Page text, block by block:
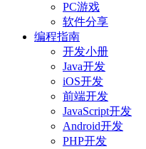
PC游戏
软件分享
编程指南
开发小册
Java开发
iOS开发
前端开发
JavaScript开发
Android开发
PHP开发